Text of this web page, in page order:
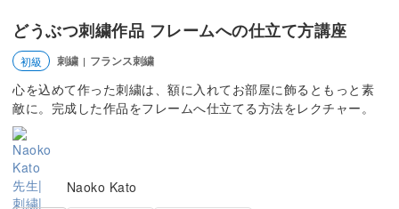
どうぶつ刺繍作品 フレームへの仕立て方講座
初級 刺繍 | フランス刺繍
心を込めて作った刺繍は、額に入れてお部屋に飾るともっと素
敵に。完成した作品をフレームへ仕立てる方法をレクチャー。
Naoko Kato